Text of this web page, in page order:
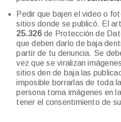
Pedir que bajen el video o
sitios donde se publicó. El
25.326de Protección de
que deben darlo de baja
partir de tu denuncia. Se
vez que se viralizan
sitios den de baja las
imposible borrarlas de toda
persona toma imágenes en
tener el consentimiento de